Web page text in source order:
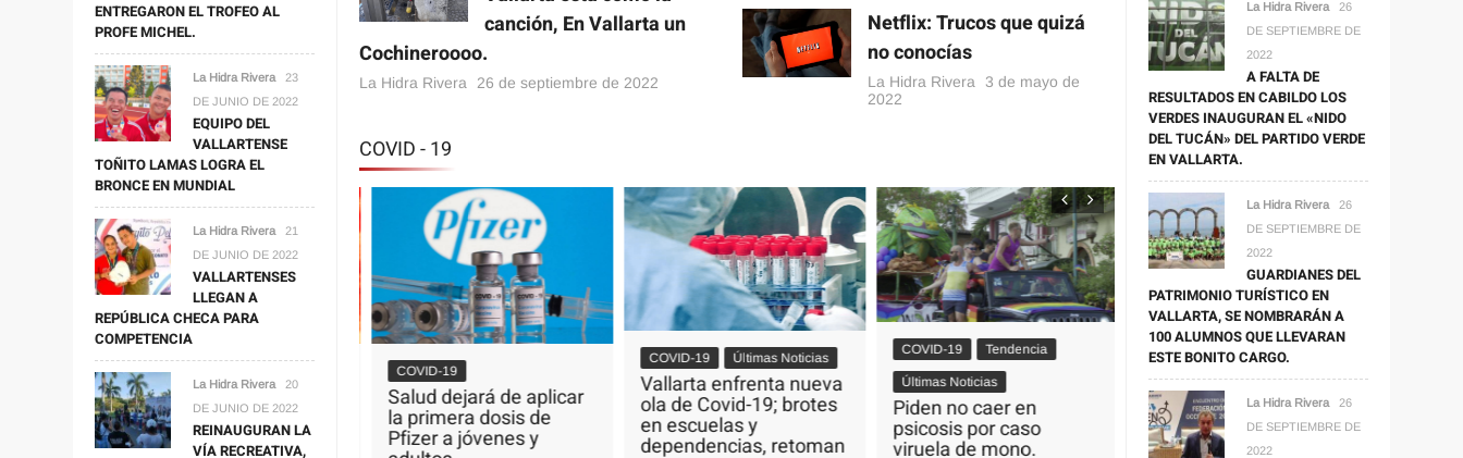
canción, En Vallarta un
Cochineroooo.
La Hidra Rivera 26 de septiembre de 2022
Netflix: Trucos que quizá
no conocías
La Hidra Rivera
3 de mayo de
2022
COVID - 19
COVID-19
Refuerzan medidas
ante contagios entre los
trabajadores
COVID-19
Salud dejará de aplicar
la primera dosis de
Pfizer a jóvenes y
COVID-19 Últimas Noticias
Vallarta enfrenta nueva
ola de Covid-19; brotes
en escuelas y
dependencias, retoman
COVID-19 Tendencia
Últimas Noticias
Piden no caer en
psicosis por caso
viruela de mono.
COVID-19 Últimas Noticias
López-Gatell afirma que
el uso de cubrebocas
«ya no es
imprescindible”.
ENTREGARON EL TROFEO AL
PROFE MICHEL.
La Hidra Rivera
23
DE JUNIO DE 2022
EQUIPO DEL
VALLARTENSE
TOÑITO LAMAS LOGRA EL
BRONCE EN MUNDIAL
La Hidra Rivera
21
DE JUNIO DE 2022
VALLARTENSES
LLEGAN A
REPÚBLICA CHECA PARA
COMPETENCIA
La Hidra Rivera
20
DE JUNIO DE 2022
REINAUGURAN LA
VÍA RECREATIVA,
La Hidra Rivera
26
DE SEPTIEMBRE DE
2022
A FALTA DE
RESULTADOS EN CABILDO LOS
VERDES INAUGURAN EL «NIDO
DEL TUCÁN» DEL PARTIDO VERDE
EN VALLARTA.
La Hidra Rivera
26
DE SEPTIEMBRE DE
2022
GUARDIANES DEL
PATRIMONIO TURÍSTICO EN
VALLARTA, SE NOMBRARÁN A
100 ALUMNOS QUE LLEVARAN
ESTE BONITO CARGO.
La Hidra Rivera
26
DE SEPTIEMBRE DE
2022